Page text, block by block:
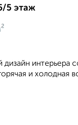
5 этаж
дизaйн
и холодная